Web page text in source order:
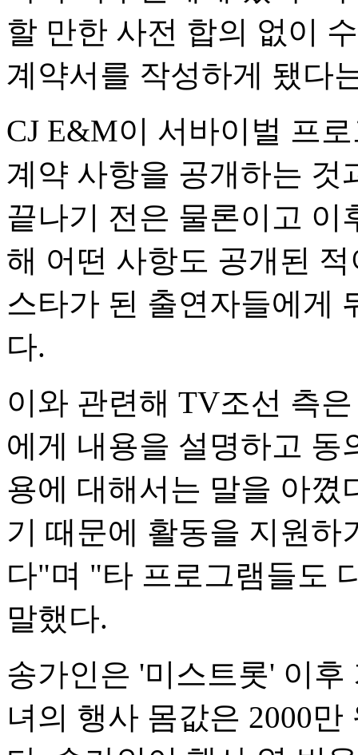
할 만한 사전 합의 없이
계약서를 작성하게 됐다
CJ E&M이 서바이벌 프
계약 사항을 공개하는 것
끝나기 전은 물론이고 이
해 어떤 사항도 공개된
스타가 된 출연자들에게
다.
이와 관련해 TV조선 측
에게 내용을 설명하고 동
용에 대해서는 말을 아꼈
기 때문에 활동을 지원하
다"며 "타 프로그램들도
말했다.
송가인은 '미스트롯' 이
녀의 행사 몸값은 2000